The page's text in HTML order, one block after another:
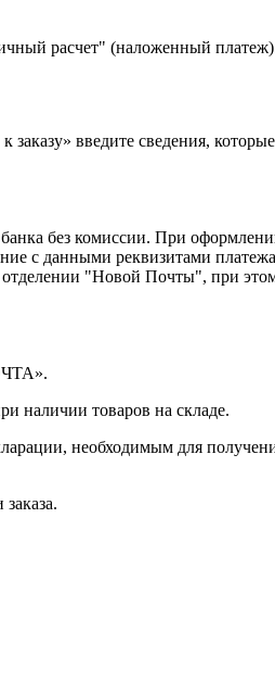
расчет" (наложенный
введите сведения,
без комиссии. При
с данными реквизитами
"Новой Почты", при
наличии товаров на складе.
необходимым для